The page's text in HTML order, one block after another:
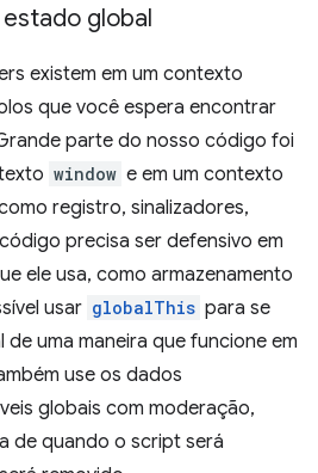
global
existem em um contexto
que você espera encontrar
parte do nosso código foi
window e em um contexto
registro, sinalizadores,
precisa ser defensivo em
ele usa, como armazenamento
usar globalThis para se
uma maneira que funcione em
use os dados
globais com moderação,
de quando o script será